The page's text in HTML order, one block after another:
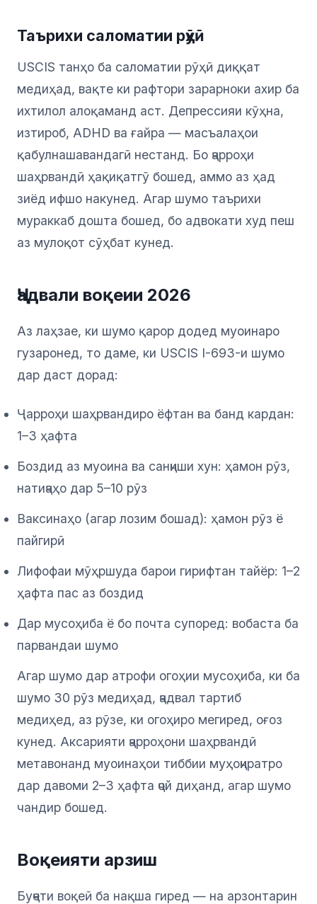
Таърихи саломатии рӯҳӣ
USCIS танҳо ба саломатии рӯҳӣ диққат
медиҳад, вақте ки рафтори зарарноки ахир ба
ихтилол алоқаманд аст. Депрессияи кӯҳна,
изтироб, ADHD ва ғайра — масъалаҳои
қабулнашавандагӣ нестанд. Бо ҷарроҳи
шаҳрвандӣ ҳақиқатгӯ бошед, аммо аз ҳад
зиёд ифшо накунед. Агар шумо таърихи
мураккаб дошта бошед, бо адвокати худ пеш
аз мулоқот сӯҳбат кунед.
Ҷадвали воқеии 2026
Аз лаҳзае, ки шумо қарор додед муоинаро
гузаронед, то даме, ки USCIS I-693-и шумо
дар даст дорад:
Ҷарроҳи шаҳрвандиро ёфтан ва банд кардан:
1–3 ҳафта
Боздид аз муоина ва санҷиши хун: ҳамон рӯз,
натиҷаҳо дар 5–10 рӯз
Ваксинаҳо (агар лозим бошад): ҳамон рӯз ё
пайгирӣ
Лифофаи мӯҳршуда барои гирифтан тайёр: 1–2
ҳафта пас аз боздид
Дар мусоҳиба ё бо почта супоред: вобаста ба
парвандаи шумо
Агар шумо дар атрофи огоҳии мусоҳиба, ки ба
шумо 30 рӯз медиҳад, ҷадвал тартиб
медиҳед, аз рӯзе, ки огоҳиро мегиред, оғоз
кунед. Аксарияти ҷарроҳони шаҳрвандӣ
метавонанд муоинаҳои тиббии муҳоҷиратро
дар давоми 2–3 ҳафта ҷой диҳанд, агар шумо
чандир бошед.
Воқеияти арзиш
Буҷети воқеӣ ба нақша гиред — на арзонтарин